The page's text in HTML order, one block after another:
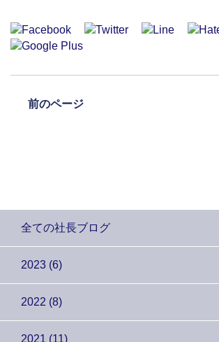
前のページ
全ての社長ブログ
2023 (6)
2022 (8)
2021 (11)